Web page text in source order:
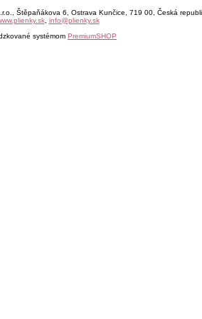
Štěpaňákova 6, Ostrava Kunčice, 719 00, Česká
, info@plienky.sk
systémom PremiumSHOP